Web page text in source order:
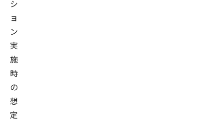
シ
ョ
ン
実
施
時
の
想
定